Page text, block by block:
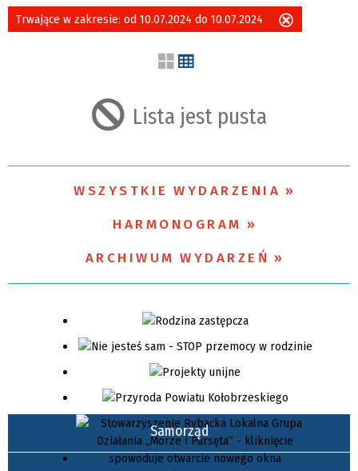
Szukana fraza
—
Miejsce
Organizator
Trwające w zakresie: od 10.07.2024 do 10.07.2024
Lista jest pusta
WSZYSTKIE WYDARZENIA
HARMONOGRAM
ARCHIWUM WYDARZEŃ
Samorząd